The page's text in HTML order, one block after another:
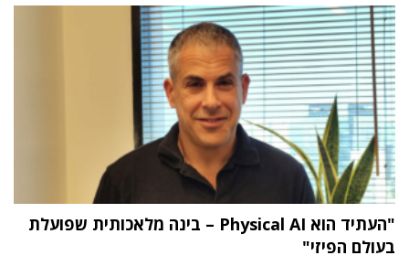
"העתיד הוא Physical AI – בינה מלאכותית שפועלת
בעולם הפיזי"